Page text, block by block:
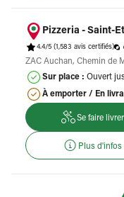
Pizzeria - Saint-
4.4/5 (1,583 avis certifiés)
ZAC Auchan, Chemin de
Sur place : Ouvert
À emporter / En
Se faire livrer
Plus d'infos